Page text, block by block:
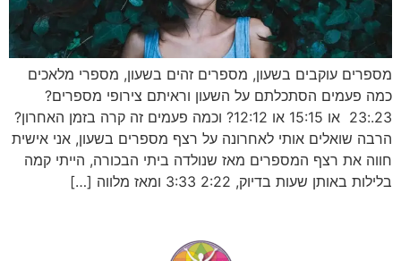
מספרים עוקבים בשעון, מספרים זהים בשעון, מספרי מלאכים
כמה פעמים הסתכלתם על השעון וראיתם צירופי מספרים?
23.:23 או 15:15 או 12:12? וכמה פעמים זה קרה בזמן האחרון?
הרבה שואלים אותי לאחרונה על רצף מספרים בשעון, אני אישית
חווה את רצף המספרים מאז שנולדה ביתי הבכורה, הייתי קמה
בלילות באותן שעות בדיוק, 2:22 3:33 ומאז מלווה […]